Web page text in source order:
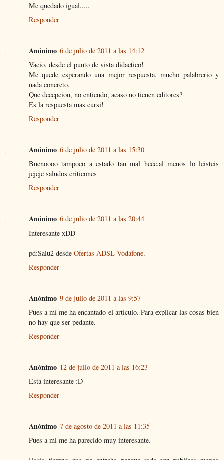
Me quedado igual.....
Responder
Anónimo 6 de julio de 2011 a las 14:12
Vacio, desde el punto de vista didactico!
Me quede esperando una mejor respuesta, mucho palabrerio y
nada concreto.
Que decepcion, no entiendo, acaso no tienen editores?
Es la respuesta mas cursi!
Responder
Anónimo 6 de julio de 2011 a las 15:30
Buenoooo tampoco a estado tan mal heee.al menos lo leisteis
jejeje saludos criticones
Responder
Anónimo 6 de julio de 2011 a las 20:44
Interesante xDD
pd:Salu2 desde Ofertas ADSL Vodafone.
Responder
Anónimo 9 de julio de 2011 a las 9:57
Pues a mí me ha encantado el artículo. Para explicar las cosas bien
no hay que ser pedante.
Responder
Anónimo 12 de julio de 2011 a las 16:23
Esta interesante :D
Responder
Anónimo 7 de agosto de 2011 a las 11:35
Pues a mi me ha parecido muy interesante.